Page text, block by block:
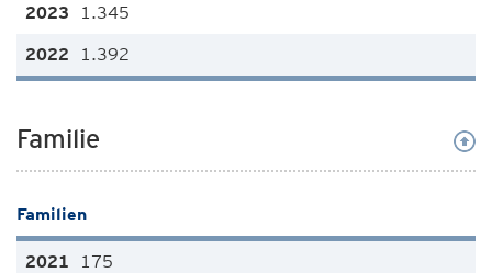
1.345
1.392
Familie
Familien
175